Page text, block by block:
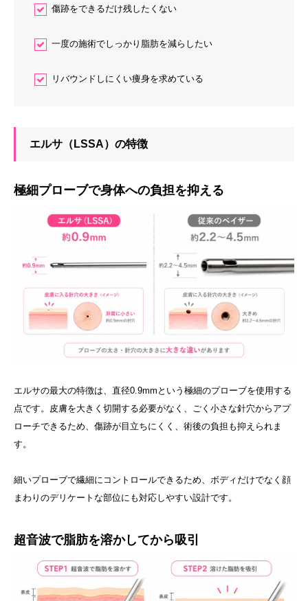
傷跡をできるだけ残したくない
一度の施術でしっかり脂肪を減らしたい
リバウンドしにくい痩身を求めている
エルサ（LSSA）の特徴
極細プローブで身体への負担を抑える
エルサの最大の特徴は、直径0.9mmという極細のプローブを使用する
点です。皮膚を大きく切開する必要がなく、ごく小さな針穴からアプ
ローチできるため、傷跡が目立ちにくく、術後の負担も抑えられま
す。
細いプローブで繊細にコントロールできるため、ボディだけでなく顔
まわりのデリケートな部位にも対応しやすい設計です。
超音波で脂肪を溶かしてから吸引